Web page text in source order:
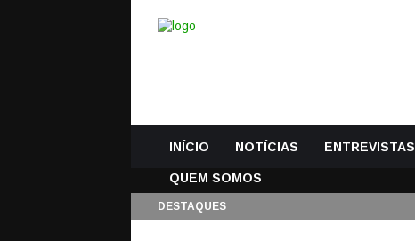
INÍCIO NOTÍCIAS ENTREVISTAS
QUEM SOMOS
DESTAQUES